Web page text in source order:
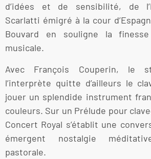
d’idées et de sensibilité, de
Scarlatti émigré à la cour
Bouvard en souligne la
musicale.
Avec François Couperin, le
l’interprète quitte d’ailleurs le
jouer un splendide instrument
couleurs. Sur un Prélude pour
Concert Royal s’établit une
émergent nostalgie
pastorale.